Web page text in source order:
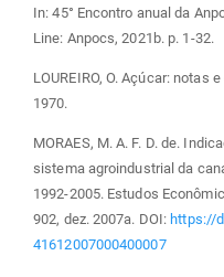
In: 45° Encontro anual da
Line: Anpocs, 2021b. p. 1-32.
LOUREIRO, O. Açúcar: notas
1970.
MORAES, M. A. F. D. de.
sistema agroindustrial da
1992-2005. Estudos
902, dez. 2007a. DOI:https://
41612007000400007